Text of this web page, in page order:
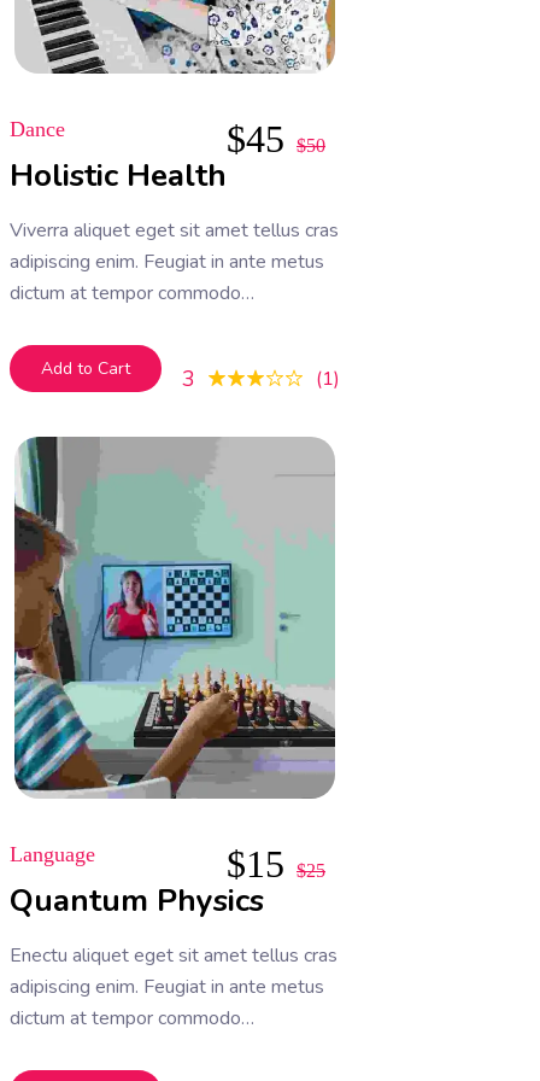
Dance
3 1
Holistic Health
Viverra aliquet eget sit amet tellus cras
adipiscing enim. Feugiat in ante metus
dictum at tempor commodo
facilisi etiam dignissim. Vestibulum
mattis ullamcorper velit sed
Dolor sit amet consectetur adipiscing
elit. A erat nam at lectus urna duis
convallis
$45 $50
Add to Cart
Language
Quantum Physics
Enectu aliquet eget sit amet tellus cras
adipiscing enim. Feugiat in ante metus
dictum at tempor commodo
$15 $25